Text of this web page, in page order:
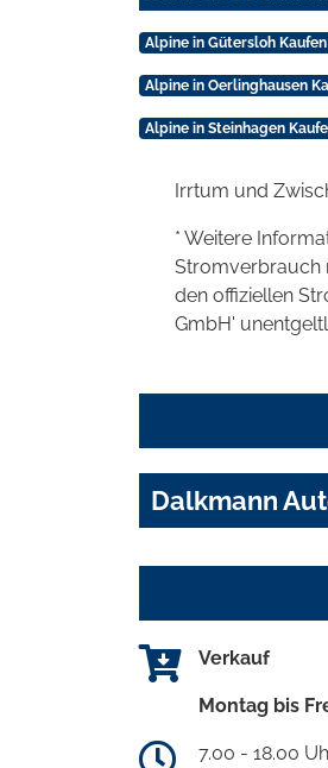
Alpine in Gütersloh
Alpine in Oerlinghausen
Alpine in Steinhagen
Irrtum und
* Weitere
Stromverbrauch
den offiziellen
GmbH'
Dalkmann
Verkauf
Montag bis
7.00 - 18.00